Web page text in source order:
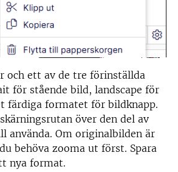
och ett av de tre förinställda
för stående bild, landscape för
färdiga formatet för bildknapp.
över den del av
använda. Om originalbilden är
behöva zooma ut först. Spara
nya format.